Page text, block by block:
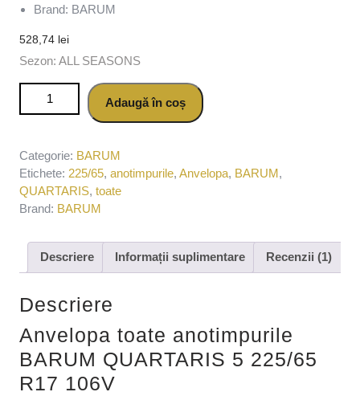
Brand: BARUM
528,74 lei
Sezon: ALL SEASONS
Cantitate Anvelopa toate anotimpurile BARUM QUARTARIS
5 225/65 R17 106VAdaugă în coș
Categorie: BARUM
Etichete: 225/65, anotimpurile, Anvelopa, BARUM,
QUARTARIS, toate
Brand: BARUM
Descriere Informații suplimentare Recenzii (1)
Descriere
Anvelopa toate anotimpurile
BARUM QUARTARIS 5 225/65
R17 106V